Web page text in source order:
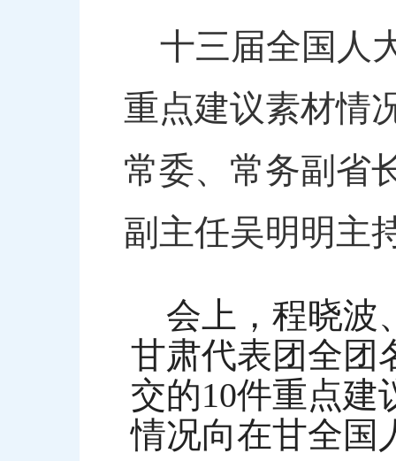
十三届全国人
重点建议素材情
常委、常务副省
副主任吴明明主
会上，程晓波
甘肃代表团全团
交的10件重点建
情况向在甘全国